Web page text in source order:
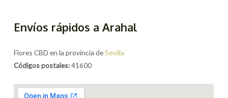
Envíos rápidos a Arahal
Flores CBD en la provincia deSevilla
Códigos postales:41600